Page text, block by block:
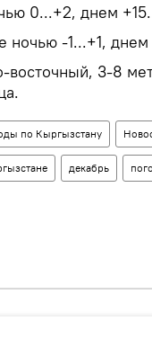
0...+2, днем
ночью -1...+1, днем
восточный, 3-8
по Кыргызстану
декабрь